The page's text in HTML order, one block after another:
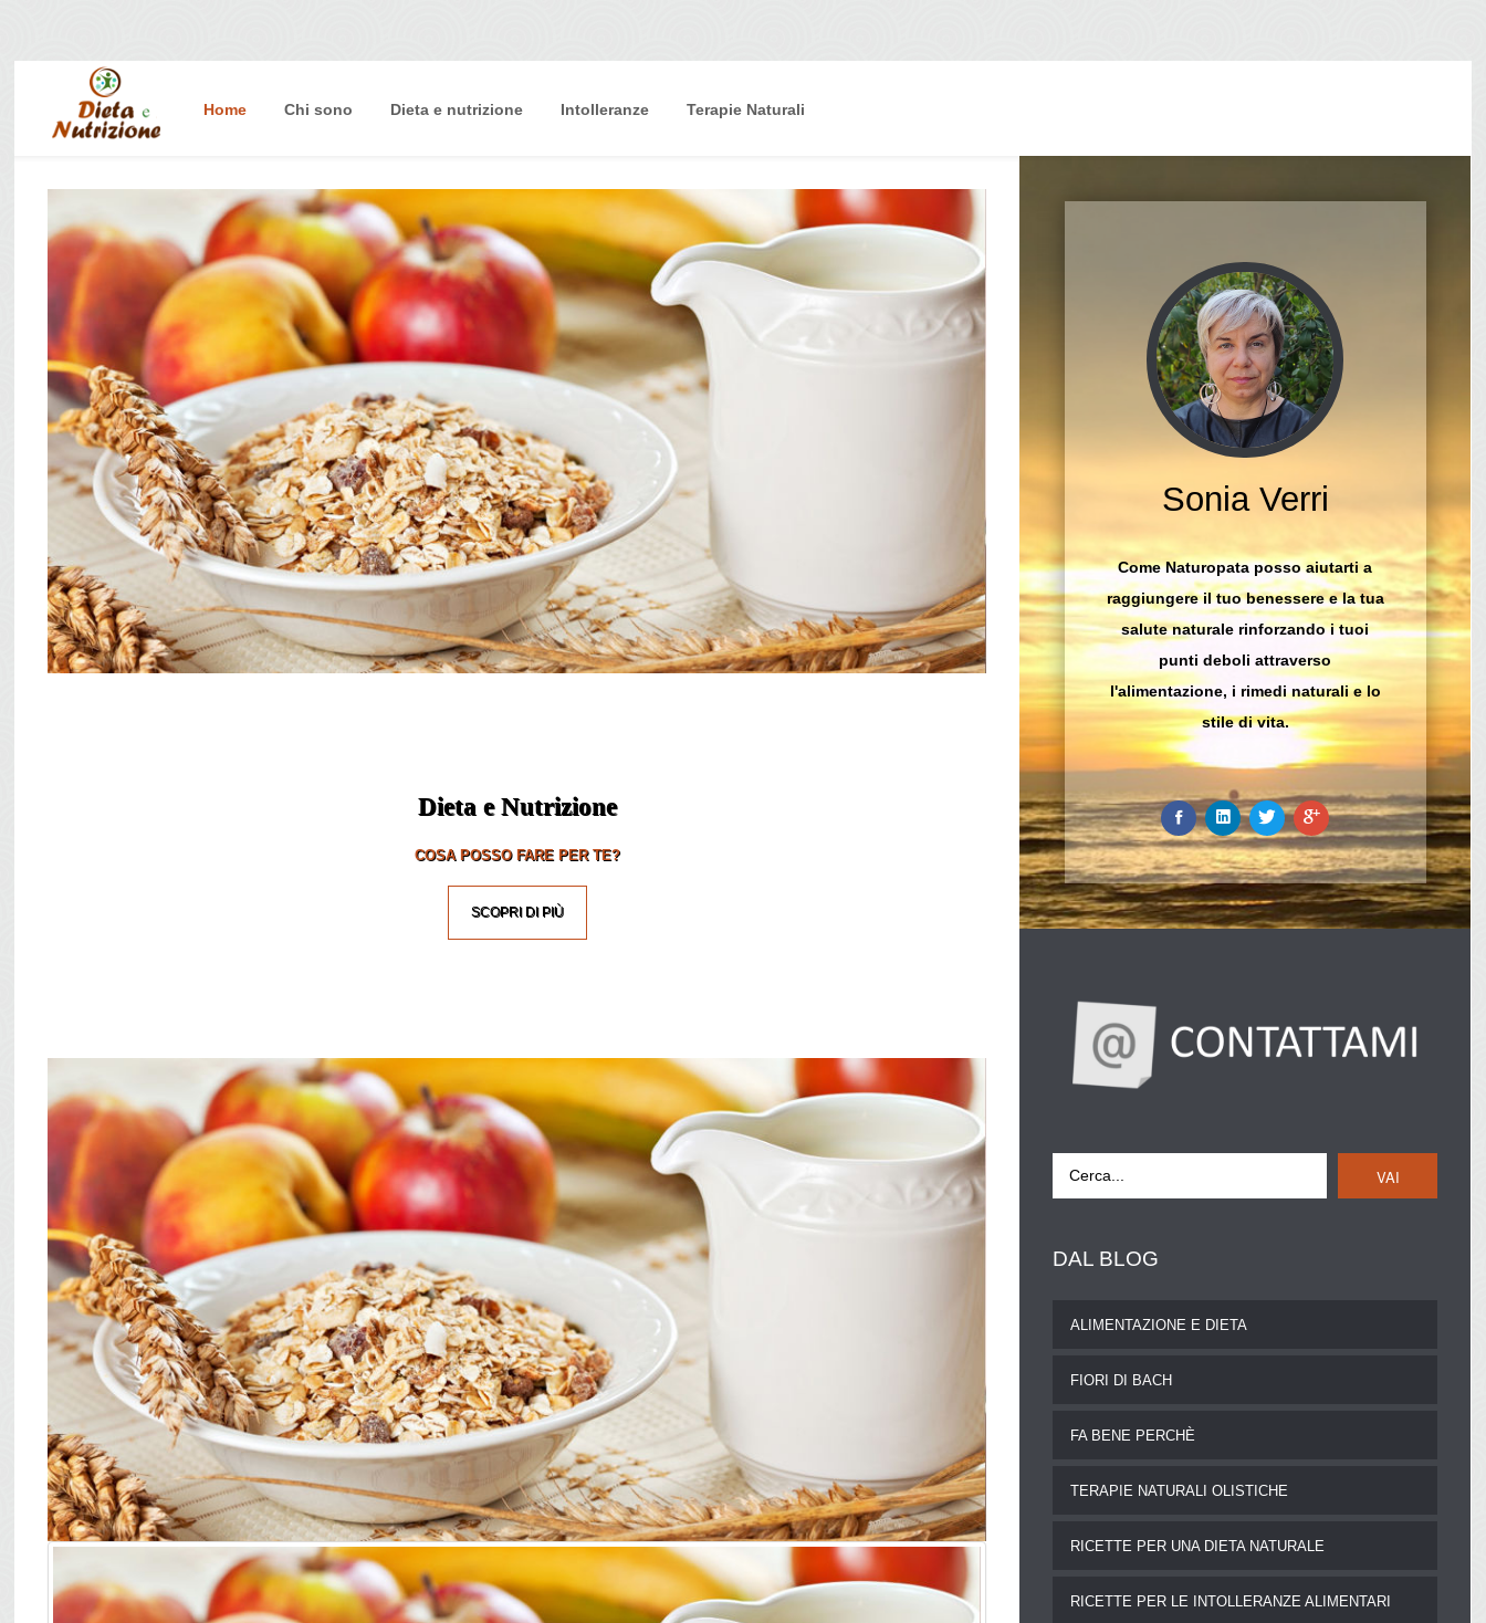
Intolleranze
Terapie Naturali
Home Chi sono Dieta e nutrizione Intolleranze Terapie Naturali
Dieta e Nutrizione
COSA POSSO FARE PER TE?
SCOPRI DI PIÙ
Sonia Verri
Come Naturopata posso aiutarti a
raggiungere il tuo benessere e la tua
salute naturale rinforzando i tuoi
punti deboli attraverso
l'alimentazione, i rimedi naturali e lo
stile di vita.
VAI
DAL BLOG
ALIMENTAZIONE E DIETA
FIORI DI BACH
FA BENE PERCHÈ
TERAPIE NATURALI OLISTICHE
RICETTE PER UNA DIETA NATURALE
RICETTE PER LE INTOLLERANZE ALIMENTARI